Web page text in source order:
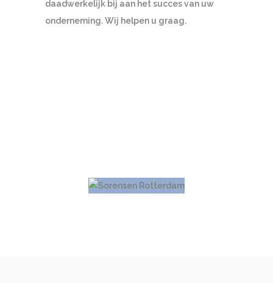
daadwerkelijk bij aan het succes van uw
onderneming. Wij helpen u graag.